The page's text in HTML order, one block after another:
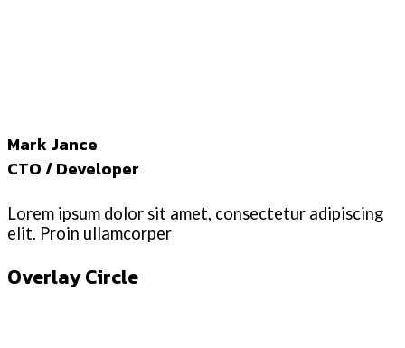
Mark Jance
CTO / Developer
Lorem ipsum dolor sit amet, consectetur adipiscing
elit. Proin ullamcorper
Overlay Circle